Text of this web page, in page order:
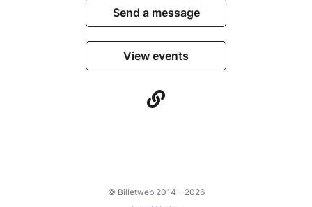
Send a message
View events
© Billetweb 2014 - 2026